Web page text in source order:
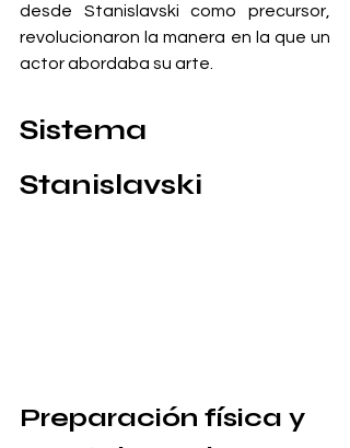
desde Stanislavski como precursor,
revolucionaron la manera en la que un
actor abordaba su arte.
Sistema
Stanislavski
Preparación física y